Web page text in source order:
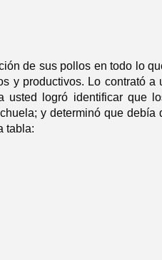
de sus pollos en todo lo
y productivos. Lo contrató a
logró identificar que
y determinó que debía
tabla: